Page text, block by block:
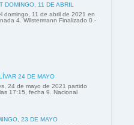
DOMINGO, 11 DE ABRIL
domingo, 11 de abril de 2021 en
4. Wilstermann Finalizado 0 -
24 DE MAYO
24 de mayo de 2021 partido
17:15, fecha 9. Nacional
23 DE MAYO